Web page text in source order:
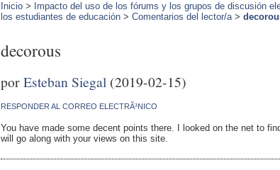
Inicio > Impacto del uso de los fórums y los grupos de discusión
los estudiantes de educación > Comentarios del lector/a>
decorous
porEsteban Siegal (2019-02-15)
RESPONDER AL CORREO ELECTRÃ³NICO
You have made some decent points there. I looked on the net to
will go along with your views on this site.